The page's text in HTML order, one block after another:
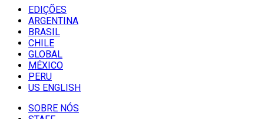
EDIÇÕES
ARGENTINA
BRASIL
CHILE
GLOBAL
MÉXICO
PERU
US ENGLISH
SOBRE NÓS